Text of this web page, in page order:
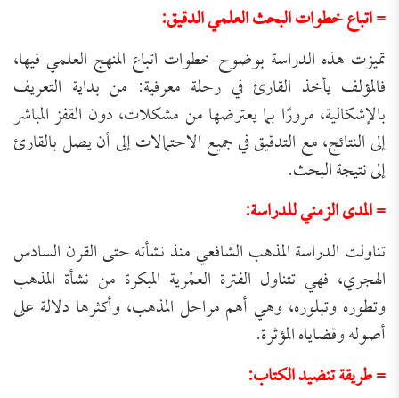
= اتباع خطوات البحث العلمي الدقيق:
تميزت هذه الدراسة بوضوح خطوات اتباع المنهج العلمي فيها،
فالمؤلف يأخذ القارئ في رحلة معرفية: من بداية التعريف
بالإشكالية، مرورًا بما يعترضها من مشكلات، دون القفز المباشر
إلى النتائج، مع التدقيق في جميع الاحتمالات إلى أن يصل بالقارئ
إلى نتيجة البحث.
= المدى الزمني للدراسة:
تناولت الدراسة المذهب الشافعي منذ نشأته حتى القرن السادس
الهجري، فهي تتناول الفترة العمْرية المبكرة من نشأة المذهب
وتطوره وتبلوره، وهي أهم مراحل المذهب، وأكثرها دلالة على
أصوله وقضاياه المؤثرة.
= طريقة تنضيد الكتاب: